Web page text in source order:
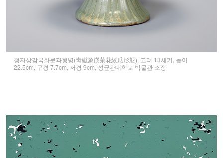
청자상감국화문과형병(靑磁象嵌菊花紋瓜形甁), 고려 13세기, 높이
22.5cm, 구경 7.7cm, 저경 9cm, 성균관대학교 박물관 소장